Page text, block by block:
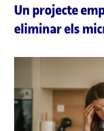
Un projecte
eliminar els